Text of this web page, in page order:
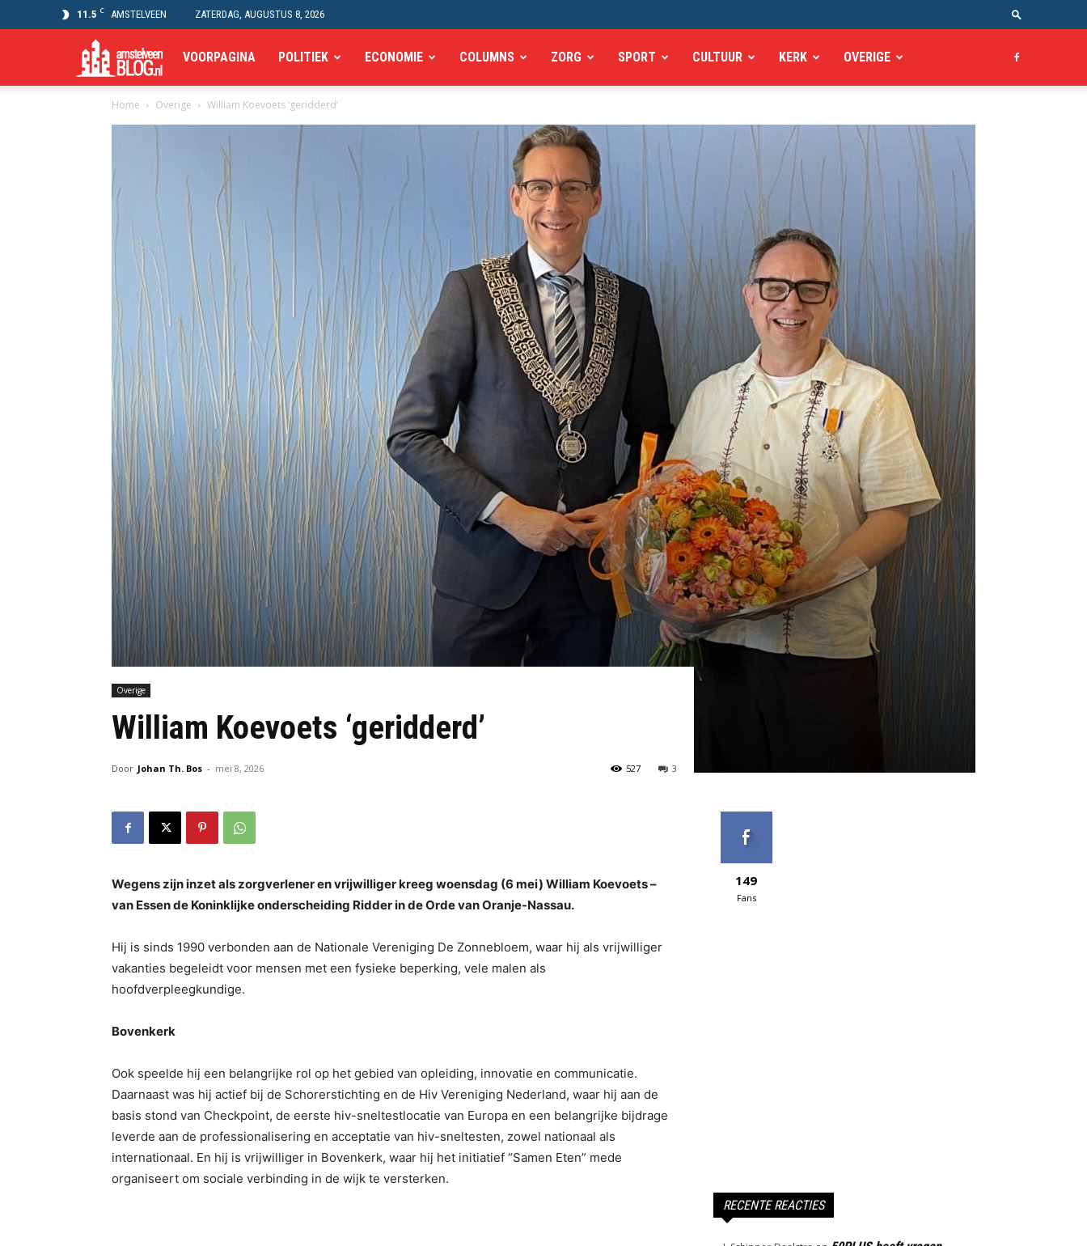
11.5 C AMSTELVEEN ZATERDAG, AUGUSTUS 8, 2026
Amstelveen
Blog
VOORPAGINA POLITIEK ECONOMIE COLUMNS ZORG SPORT CULTUUR KERK OVERIGE
Home Overige William Koevoets ‘geridderd’
Overige
William Koevoets ‘geridderd’
Door Johan Th. Bos - mei 8, 2026 3
527
Wegens zijn inzet als zorgverlener en vrijwilliger kreeg woensdag (6 mei) William Koevoets –
van Essen de Koninklijke onderscheiding Ridder in de Orde van Oranje-Nassau.
Hij is sinds 1990 verbonden aan de Nationale Vereniging De Zonnebloem, waar hij als vrijwilliger
vakanties begeleidt voor mensen met een fysieke beperking, vele malen als
hoofdverpleegkundige.
Bovenkerk
Ook speelde hij een belangrijke rol op het gebied van opleiding, innovatie en communicatie.
Daarnaast was hij actief bij de Schorerstichting en de Hiv Vereniging Nederland, waar hij aan de
basis stond van Checkpoint, de eerste hiv-sneltestlocatie van Europa en een belangrijke bijdrage
leverde aan de professionalisering en acceptatie van hiv-sneltesten, zowel nationaal als
internationaal. En hij is vrijwilliger in Bovenkerk, waar hij het initiatief “Samen Eten” mede
organiseert om sociale verbinding in de wijk te versterken.
149
Fans
RECENTE REACTIES